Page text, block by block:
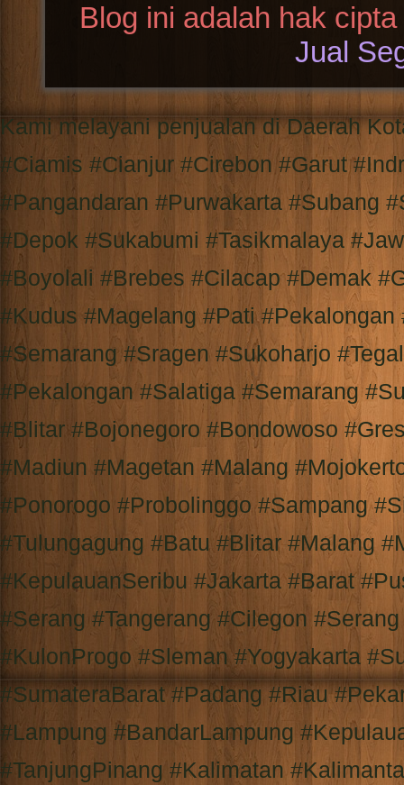
Blog ini adalah hak
Jual
Kami melayani penjualan di Daerah
#Ciamis #Cianjur #Cirebon #Garut
#Pangandaran #Purwakarta #Subang
#Depok #Sukabumi #Tasikmalaya
#Boyolali #Brebes #Cilacap #Demak
#Kudus #Magelang #Pati
#Semarang #Sragen #Sukoharjo
#Pekalongan #Salatiga #Semarang
#Blitar #Bojonegoro #Bondowoso
#Madiun #Magetan #Malang
#Ponorogo #Probolinggo #Sampang
#Tulungagung #Batu #Blitar #Malang
#KepulauanSeribu #Jakarta #Barat
#Serang #Tangerang #Cilegon
#KulonProgo #Sleman #Yogyakarta
#SumateraBarat #Padang #Riau
#Lampung #BandarLampung
#TanjungPinang #Kalimatan